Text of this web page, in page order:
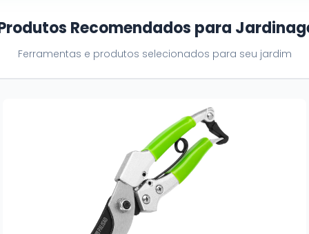
Recomendados para
Ferramentas e produtos selecionados para seu jardim